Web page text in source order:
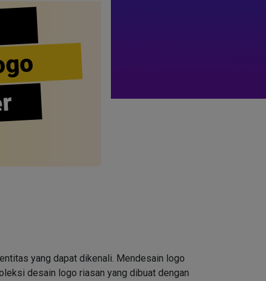
yang dapat dikenali. Mendesain logo
desain logo riasan yang dibuat dengan